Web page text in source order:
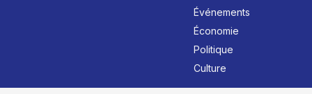
Événements
Économie
Politique
Culture